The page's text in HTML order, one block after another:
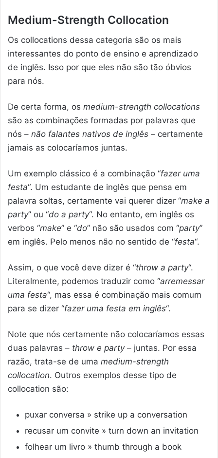
Medium-Strength Collocation
Os collocations dessa categoria são os mais
interessantes do ponto de ensino e aprendizado
de inglês. Isso por que eles não são tão óbvios
para nós.
De certa forma, os medium-strength collocations
são as combinações formadas por palavras que
nós – não falantes nativos de inglês – certamente
jamais as colocaríamos juntas.
Um exemplo clássico é a combinação “fazer uma
festa“. Um estudante de inglês que pensa em
palavra soltas, certamente vai querer dizer “make a
party” ou “do a party“. No entanto, em inglês os
verbos “make” e “do” não são usados com “party”
em inglês. Pelo menos não no sentido de “festa“.
Assim, o que você deve dizer é “throw a party“.
Literalmente, podemos traduzir como “arremessar
uma festa“, mas essa é combinação mais comum
para se dizer “fazer uma festa em inglês“.
Note que nós certamente não colocaríamos essas
duas palavras – throw e party– juntas. Por essa
razão, trata-se de uma medium-strength
collocation. Outros exemplos desse tipo de
collocation são:
puxar conversa » strike up a conversation
recusar um convite » turn down an invitation
folhear um livro » thumb through a book